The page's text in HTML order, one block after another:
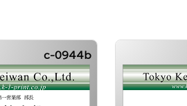
c-0944b